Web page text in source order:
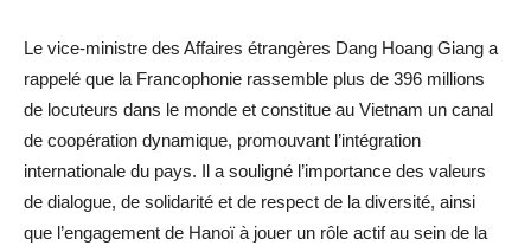
Le vice-ministre des Affaires étrangères Dang Hoang Giang a
rappelé que la Francophonie rassemble plus de 396 millions
de locuteurs dans le monde et constitue au Vietnam un canal
de coopération dynamique, promouvant l’intégration
internationale du pays. Il a souligné l’importance des valeurs
de dialogue, de solidarité et de respect de la diversité, ainsi
que l’engagement de Hanoï à jouer un rôle actif au sein de la